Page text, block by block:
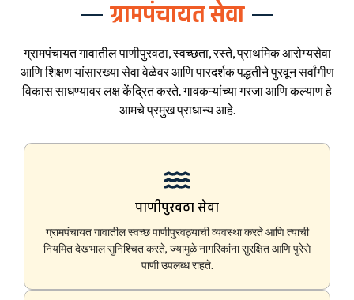
ग्रामपंचायत सेवा
ग्रामपंचायत गावातील पाणीपुरवठा, स्वच्छता, रस्ते, प्राथमिक आरोग्यसेवा
आणि शिक्षण यांसारख्या सेवा वेळेवर आणि पारदर्शक पद्धतीने पुरवून सर्वांगीण
विकास साधण्यावर लक्ष केंद्रित करते. गावकऱ्यांच्या गरजा आणि कल्याण हे
आमचे प्रमुख प्राधान्य आहे.
पाणीपुरवठा सेवा
ग्रामपंचायत गावातील स्वच्छ पाणीपुरवठ्याची व्यवस्था करते आणि त्याची
नियमित देखभाल सुनिश्चित करते, ज्यामुळे नागरिकांना सुरक्षित आणि पुरेसे
पाणी उपलब्ध राहते.